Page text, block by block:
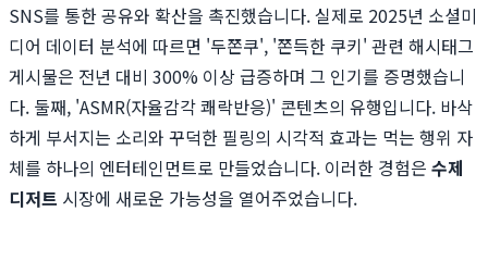
SNS를 통한 공유와 확산을 촉진했습니다. 실제로 2025년 소셜미
디어 데이터 분석에 따르면 '두쫀쿠', '쫀득한 쿠키' 관련 해시태그
게시물은 전년 대비 300% 이상 급증하며 그 인기를 증명했습니
다. 둘째, 'ASMR(자율감각 쾌락반응)' 콘텐츠의 유행입니다. 바삭
하게 부서지는 소리와 꾸덕한 필링의 시각적 효과는 먹는 행위 자
체를 하나의 엔터테인먼트로 만들었습니다. 이러한 경험은 수제
디저트 시장에 새로운 가능성을 열어주었습니다.